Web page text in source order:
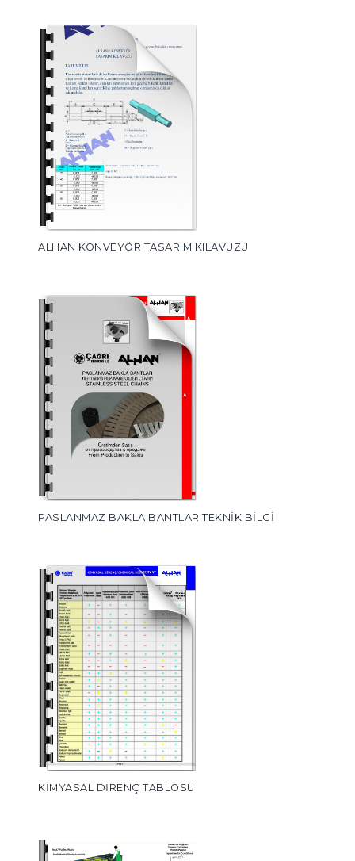
ALHAN KONVEYÖR TASARIM KILAVUZU
PASLANMAZ BAKLA BANTLAR TEKNİK BİLGİ
KİMYASAL DİRENÇ TABLOSU